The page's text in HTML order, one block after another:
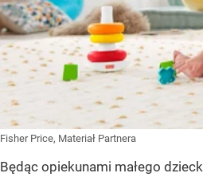
Fisher Price, Materiał Partnera
Będąc opiekunami małego